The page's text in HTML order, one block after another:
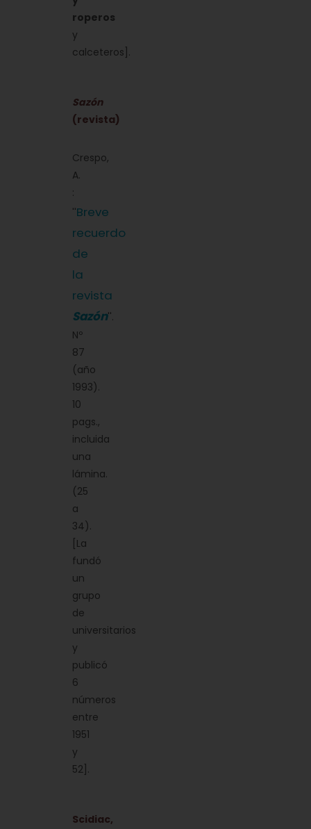
roperos
y
calceteros].
Sazón
(revista)
Crespo,
A.
:
''Breve
recuerdo
de
la
revista
Sazón''.
Nº
87
(año
1993).
10
pags.,
incluida
una
lámina.
(25
a
34).
[La
fundó
un
grupo
de
universitarios
y
publicó
6
números
entre
1951
y
52].
Scidiac,